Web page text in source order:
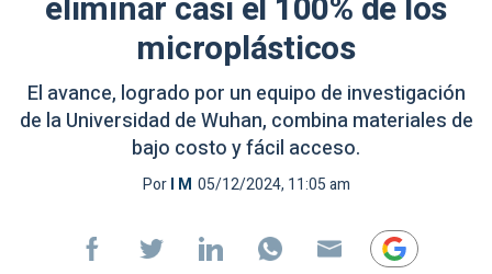
eliminar casi el 100% de los
microplásticos
El avance, logrado por un equipo de investigación
de la Universidad de Wuhan, combina materiales de
bajo costo y fácil acceso.
PorI M 05/12/2024, 11:05 am